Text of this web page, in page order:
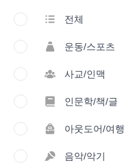
전체
운동/스포츠
사교/인맥
인문학/책/글
아웃도어/여행
음악/악기